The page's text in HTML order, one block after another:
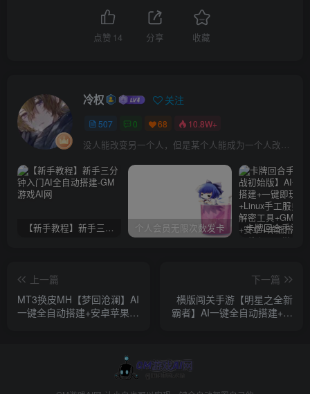
点赞 14 分享 收藏
冷权 关注
507 0 68 10.8W+
没人能改变另一个人，但是某个人能成为一个人改变的原因
【新手教程】新手三分钟入门AI全自动搭建 个人会员无限次数发卡
上一篇
MT3换皮MH【梦回沧澜】AI
一键全自动搭建+安卓苹果双
下一篇
横版闯关手游【明星之全新
霸者】AI一键全自动搭建+全